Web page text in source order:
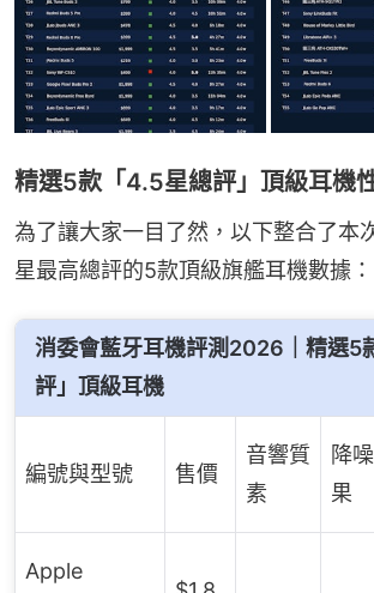
精選5款「4.5星總評」頂級耳機
為了讓大家一目了然，以下整合了本
星最高總評的5款頂級旗艦耳機數據：
消委會藍牙耳機評測2026｜精選5
評」頂級耳機
編號與型號 售價
音響質
素
降
果
Apple